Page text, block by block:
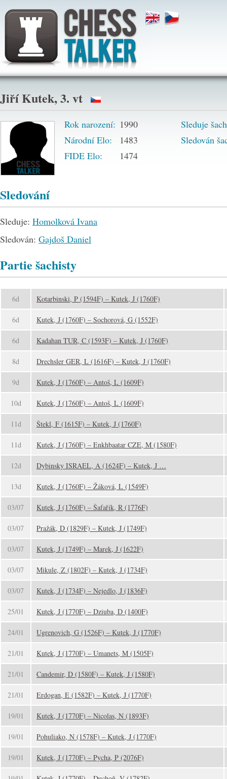
Jiří Kutek, 3. vt
Rok narození: 1990
Národní Elo:
1483
FIDE Elo:
1474
Sleduje
Sledován
Sledování
Sleduje: Homolková Ivana
Sledován: Gajdoš Daniel
Partie šachisty
6d Kotarbinski, P (1594F) – Kutek, J (1760F)
6d Kutek, J (1760F) – Sochorová, G (1552F)
6d Kadahan TUR, C (1593F) – Kutek, J (1760F)
8d Drechsler GER, L (1616F) – Kutek, J (1760F)
9d Kutek, J (1760F) – Antoš, L (1609F)
10d Kutek, J (1760F) – Antoš, L (1609F)
11d Štekl, F (1615F) – Kutek, J (1760F)
11d Kutek, J (1760F) – Enkhbaatar CZE, M (1580F)
12d Dybinsky ISRAEL, A (1624F) – Kutek, J …
13d Kutek, J (1760F) – Žáková, L (1549F)
03/07 Kutek, J (1760F) – Šafařík, R (1776F)
03/07 Pražák, D (1829F) – Kutek, J (1749F)
03/07 Kutek, J (1749F) – Marek, J (1622F)
03/07 Mikule, Z (1802F) – Kutek, J (1734F)
03/07 Kutek, J (1734F) – Nejedlo, J (1836F)
25/01 Kutek, J (1770F) – Dziuba, D (1400F)
24/01 Ugrenovich, G (1526F) – Kutek, J (1770F)
21/01 Kutek, J (1770F) – Umanets, M (1505F)
21/01 Candemir, D (1580F) – Kutek, J (1580F)
21/01 Erdogan, E (1582F) – Kutek, J (1770F)
19/01 Kutek, J (1770F) – Nicolas, N (1893F)
19/01 Pohuliako, N (1578F) – Kutek, J (1770F)
19/01 Kutek, J (1770F) – Pycha, P (2076F)